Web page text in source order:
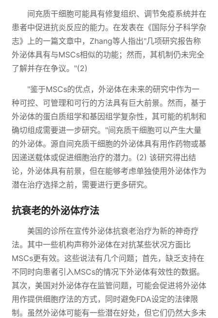
间充质干细胞可能具有修复组织、调节免疫系统并在
患者中促进抗炎反应的能力。在发表在《国际分子科学杂
志》上的一篇文章中，Zhang等人指出"几项研究报告称
外泌体具有与MSCs相似的功能；然而，其机制仍未完全
了解并存在争议。"(2)
"鉴于MSCs的优点，外泌体在未来的研究中作为一
种可控、可管理和可行的方法具有巨大前景。然而，基于
外泌体的蛋白质组学和基因组学复杂性，其可能的机制和
确切组成需要进一步研究。"间充质干细胞可以产生大量
的外泌体。源自间充质干细胞的外泌体具有用作药物或基
因递送载体或促进细胞治疗的潜力。(2) 该研究得出结
论，外泌体具有前景，但在能够考虑单独使用外泌体作为
潜在治疗选择之前，需要进行更多研究。
抗衰老的外泌体疗法
美国的诊所在宣传外泌体抗衰老治疗为新的神奇疗
法。其中一些机构声称外泌体在对抗某些状况方面比
MSCs更有效。这些说法有几个问题；首先，缺乏支持在
不同时向患者引入MSCs的情况下外泌体有效性的数据。
其次，美国对外泌体存在监管问题，可能会促进将外泌体
用作提供细胞疗法的方式，同时避免FDA设定的法律限
制。虽然外泌体可能有一些潜在好处，但它们仍然大多未